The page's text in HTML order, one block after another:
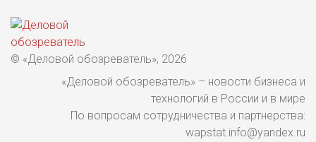
© «Деловой обозреватель», 2026
«Деловой обозреватель» – новости бизнеса и
технологий в России и в мире
По вопросам сотрудничества и партнерства:
wapstat.info@yandex.ru